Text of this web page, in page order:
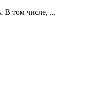
В том числе, ...